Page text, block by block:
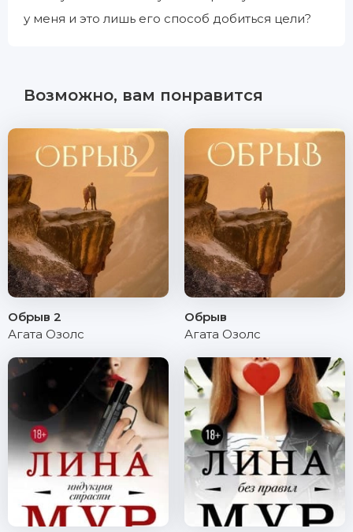
у меня и это лишь его способ добиться цели?
Возможно, вам понравится
Обрыв 2
Агата Озолс
Обрыв
Агата Озолс